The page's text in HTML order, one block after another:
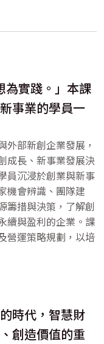
為實踐。」本課
事業的學員一
外部新創企業發展，
成長、新事業發展決
員沉浸於創業與新事
機會辨識、團隊建
籌措與決策，了解創
續與盈利的企業。課
營運策略規劃，以培
時代，智慧財
創造價值的重